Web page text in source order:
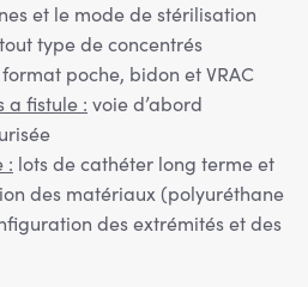
et le mode de stérilisation
tout type de concentrés
poche, bidon et VRAC
a fistule : voie d’abord
: lots de cathéter long terme et
des matériaux (polyuréthane
des extrémités et des